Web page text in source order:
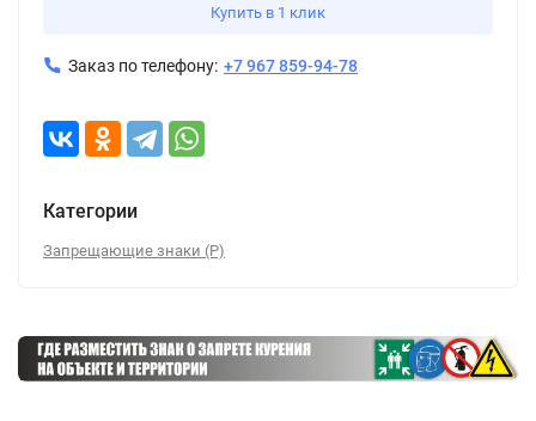
Купить в 1 клик
Заказ по телефону: +7 967 859-94-78
Категории
Запрещающие знаки (Р)